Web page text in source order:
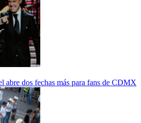
abre dos fechas más para fans de CDMX